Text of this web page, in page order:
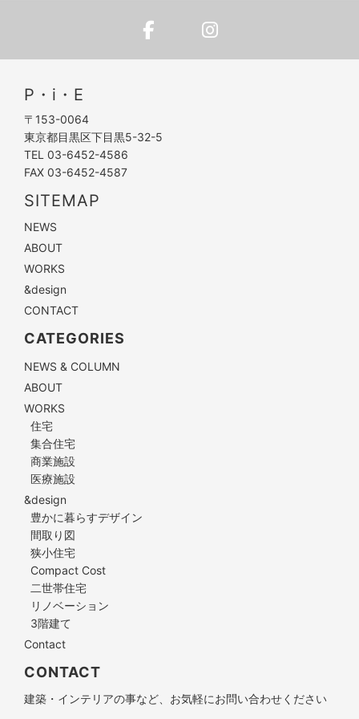
P・i・E
〒153-0064
東京都目黒区下目黒5-32-5
TEL 03-6452-4586
FAX 03-6452-4587
SITEMAP
NEWS
ABOUT
WORKS
&design
CONTACT
CATEGORIES
NEWS & COLUMN
ABOUT
WORKS
住宅
集合住宅
商業施設
医療施設
&design
豊かに暮らすデザイン
間取り図
狭小住宅
Compact Cost
二世帯住宅
リノベーション
3階建て
Contact
CONTACT
建築・インテリアの事など、お気軽にお問い合わせください